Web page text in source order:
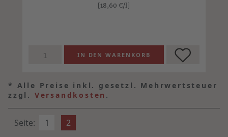
[18,60€/l]
* Alle Preise inkl. gesetzl. Mehrwertsteuer
zzgl. Versandkosten .
Seite: 1 2